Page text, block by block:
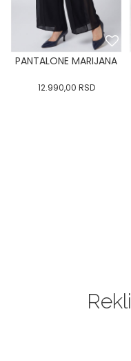
PANTALONE MARIJANA
12.990,00 RSD